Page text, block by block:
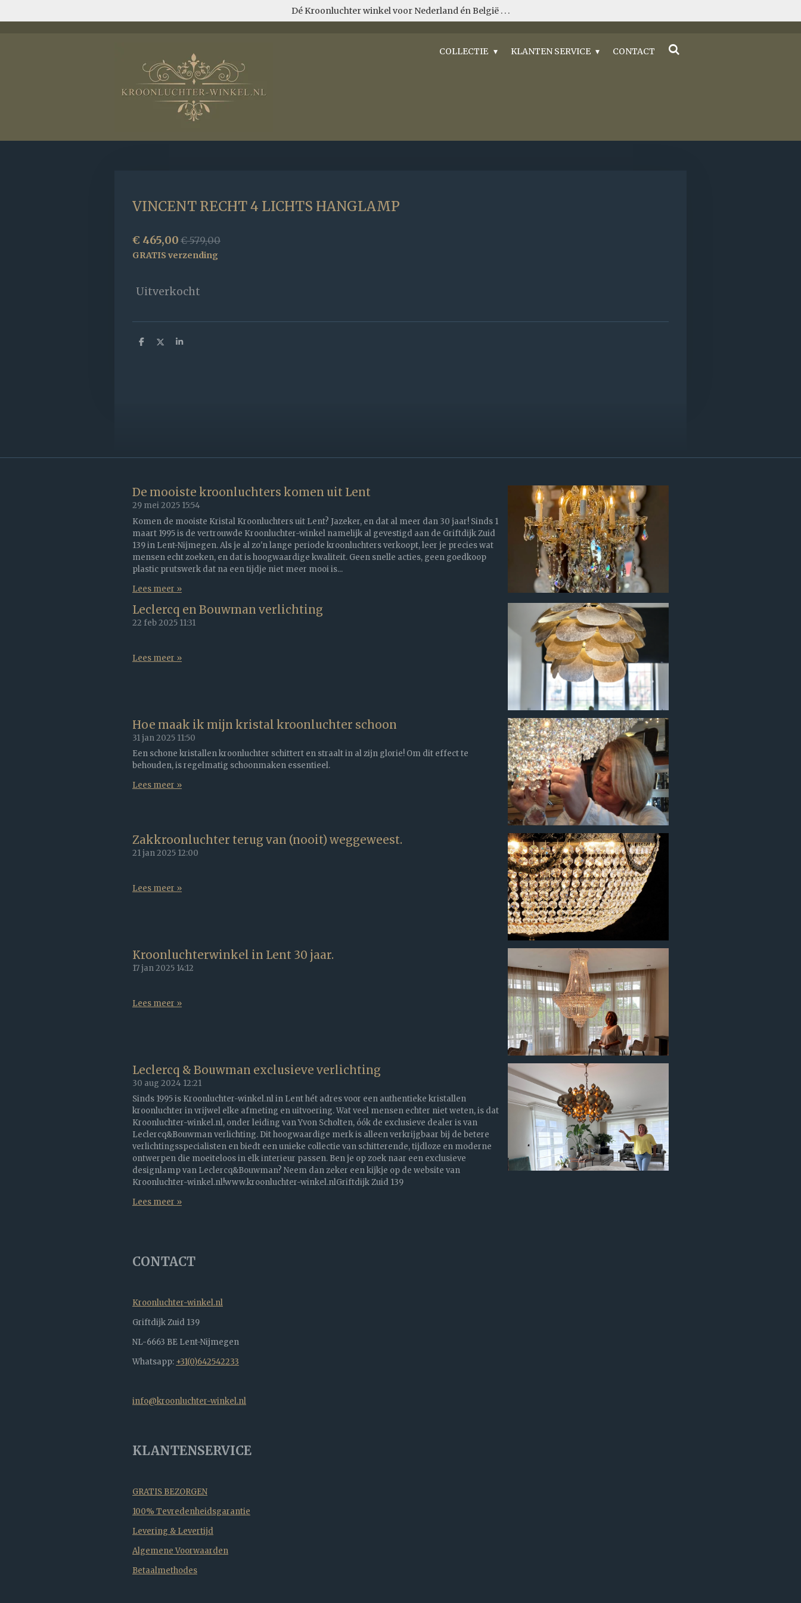
Dé Kroonluchter winkel voor Nederland én België . . .
COLLECTIE KLANTEN SERVICE CONTACT
VINCENT RECHT 4 LICHTS HANGLAMP
€ 465,00 € 579,00
GRATIS verzending
Uitverkocht
D
D
S
De mooiste kroonluchters komen uit Lent
29 mei 2025 15:54
Komen de mooiste Kristal Kroonluchters uit Lent? Jazeker, en dat al meer dan 30 jaar! Sinds 1
maart 1995 is de vertrouwde Kroonluchter-winkel namelijk al gevestigd aan de Griftdijk Zuid
139 in Lent-Nijmegen. Als je al zo'n lange periode kroonluchters verkoopt, leer je precies wat
mensen echt zoeken, en dat is hoogwaardige kwaliteit. Geen snelle acties, geen goedkoop
plastic prutswerk dat na een tijdje niet meer mooi is...
Lees meer »
Leclercq en Bouwman verlichting
22 feb 2025 11:31
Lees meer »
Hoe maak ik mijn kristal kroonluchter schoon
31 jan 2025 11:50
Een schone kristallen kroonluchter schittert en straalt in al zijn glorie! Om dit effect te
behouden, is regelmatig schoonmaken essentieel.
Lees meer »
Zakkroonluchter terug van (nooit) weggeweest.
21 jan 2025 12:00
Lees meer »
Kroonluchterwinkel in Lent 30 jaar.
17 jan 2025 14:12
Lees meer »
Leclercq & Bouwman exclusieve verlichting
30 aug 2024 12:21
Sinds 1995 is Kroonluchter-winkel.nl in Lent hét adres voor een authentieke kristallen
kroonluchter in vrijwel elke afmeting en uitvoering. Wat veel mensen echter niet weten, is dat
Kroonluchter-winkel.nl, onder leiding van Yvon Scholten, óók de exclusieve dealer is van
Leclercq&Bouwman verlichting. Dit hoogwaardige merk is alleen verkrijgbaar bij de betere
verlichtingsspecialisten en biedt een unieke collectie van schitterende, tijdloze en moderne
ontwerpen die moeiteloos in elk interieur passen. Ben je op zoek naar een exclusieve
designlamp van Leclercq&Bouwman? Neem dan zeker een kijkje op de website van
Kroonluchter-winkel.nl!www.kroonluchter-winkel.nlGriftdijk Zuid 139
Lees meer »
CONTACT
Kroonluchter-winkel.nl
Griftdijk Zuid 139
NL-6663 BE Lent-Nijmegen
Whatsapp: +31(0)642542233
info@kroonluchter-winkel.nl
KLANTENSERVICE
GRATIS BEZORGEN
100% Tevredenheidsgarantie
Levering & Levertijd
Algemene Voorwaarden
Betaalmethodes